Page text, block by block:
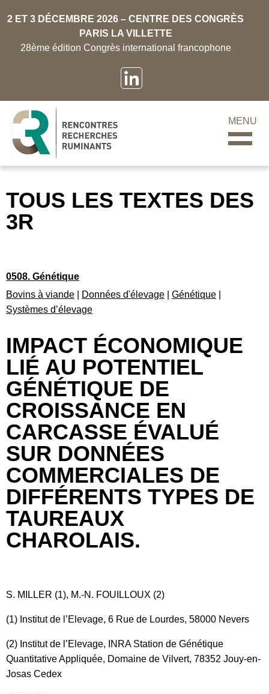
2 ET 3 DÉCEMBRE 2026 – CENTRE DES CONGRÈS
PARIS LA VILLETTE
28ème édition Congrès international francophone
MENU
TOUS LES TEXTES DES
3R
0508. Génétique
Bovins à viande
Données d'élevage Génétique
Systèmes d’élevage
IMPACT ÉCONOMIQUE
LIÉ AU POTENTIEL
GÉNÉTIQUE DE
CROISSANCE EN
CARCASSE ÉVALUÉ
SUR DONNÉES
COMMERCIALES DE
DIFFÉRENTS TYPES DE
TAUREAUX
CHAROLAIS.
S. MILLER (1), M.-N. FOUILLOUX (2)
(1) Institut de l’Elevage, 6 Rue de Lourdes, 58000 Nevers
(2) Institut de l’Elevage, INRA Station de Génétique
Quantitative Appliquée, Domaine de Vilvert, 78352 Jouy-en-
Josas Cedex